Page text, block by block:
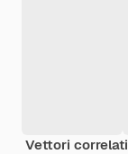
Vettori correlati